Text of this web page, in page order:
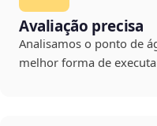
Avaliação precisa
Analisamos o ponto de
melhor forma de